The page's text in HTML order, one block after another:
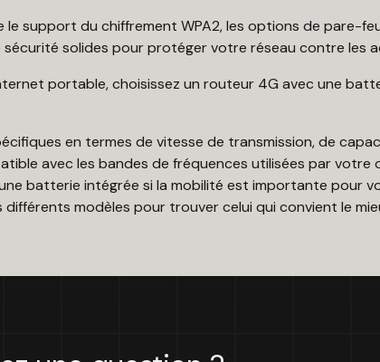
support du chiffrement WPA2, les options de pare-
solides pour protéger votre réseau contre les
portable, choisissez un routeur 4G avec une
en termes de vitesse de transmission, de
avec les bandes de fréquences utilisées par votre
batterie intégrée si la mobilité est importante pour
modèles pour trouver celui qui convient le